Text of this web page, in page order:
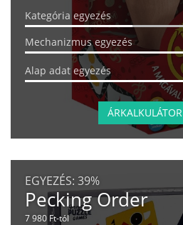
Kategória egyezés
Mechanizmus egyezés
Alap adat egyezés
ÁRKALKULÁTOR
EGYEZÉS: 39%
Pecking Order
7 980 Ft-tól